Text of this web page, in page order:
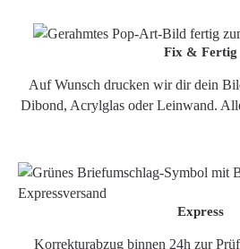
Fix & Fertig
Auf Wunsch drucken wir dir dein
Dibond, Acrylglas oder Leinwand.
Express
Korrekturabzug binnen 24h zur